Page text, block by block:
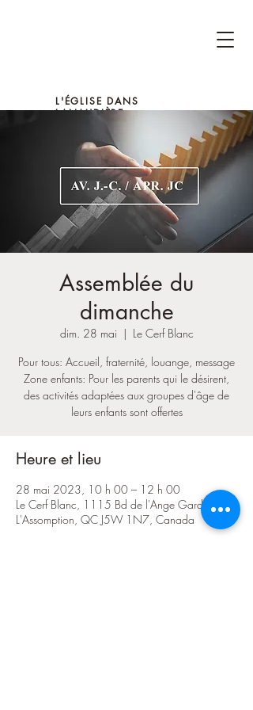
L'ÉGLISE DANS
LANAUDIÈRE
Assemblée du
dimanche
dim. 28 mai
  |
Le Cerf Blanc
Pour tous: Accueil, fraternité, louange, message
Zone enfants: Pour les parents qui le désirent,
des activités adaptées aux groupes d'âge de
leurs enfants sont offertes
Heure et lieu
28 mai 2023, 10 h 00 – 12 h 00
Le Cerf Blanc, 1115 Bd de l'Ange Gardien N,
L'Assomption, QC J5W 1N7, Canada